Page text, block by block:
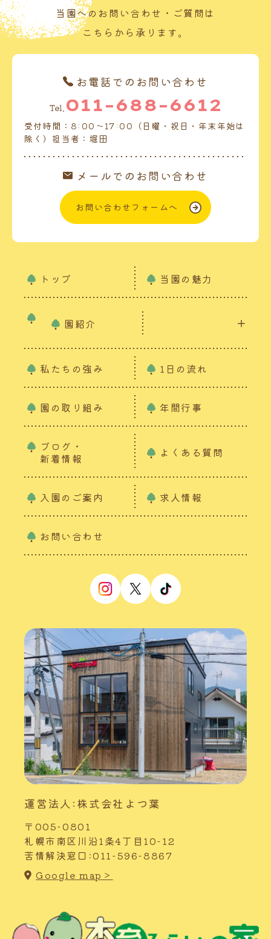
当園へのお問い合わせ・ご質問は
こちらから承ります。
お電話でのお問い合わせ
Tel. 011-688-6612
受付時間：8:00～17:00（日曜・祝日・年末年始は
除く）担当者：堀田
メールでのお問い合わせ
お問い合わせフォームへ
トップ 当園の魅力
園紹介
私たちの強み 1日の流れ
園の取り組み 年間行事
ブログ・
新着情報
よくある質問
入園のご案内 求人情報
お問い合わせ
運営法人:株式会社よつ葉
〒005-0801
札幌市南区川沿1条4丁目10-12
苦情解決窓口:011-596-8867
Google map＞